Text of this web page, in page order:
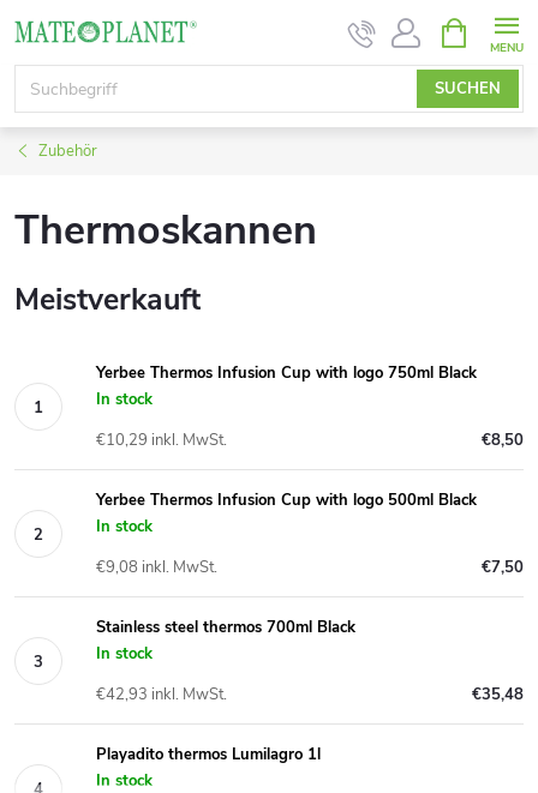
Inhalt
springen
SUCHEN
Zubehör
Thermoskannen
Meistverkauft
Yerbee Thermos Infusion Cup with logo 750ml Black
In stock
€8,50
€10,29 inkl. MwSt.
Yerbee Thermos Infusion Cup with logo 500ml Black
In stock
€7,50
€9,08 inkl. MwSt.
Stainless steel thermos 700ml Black
In stock
€35,48
€42,93 inkl. MwSt.
Playadito thermos Lumilagro 1l
In stock